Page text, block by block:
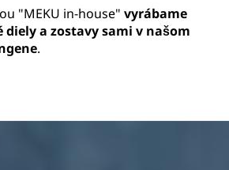
"MEKU in-house" vyrábame
a zostavy sami v našom
.